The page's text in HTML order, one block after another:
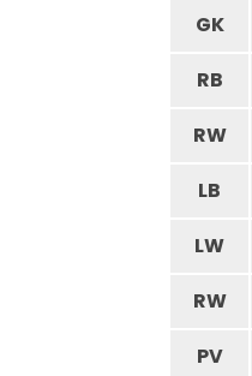
GK
RB
RW
LB
LW
RW
PV